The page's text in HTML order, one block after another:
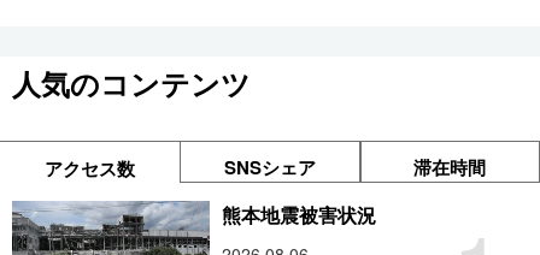
人気のコンテンツ
アクセス数 SNSシェア 滞在時間
熊本地震被害状況